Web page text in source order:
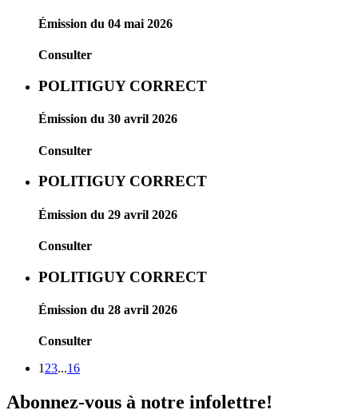
Émission du 04 mai 2026
Consulter
POLITIGUY CORRECT
Émission du 30 avril 2026
Consulter
POLITIGUY CORRECT
Émission du 29 avril 2026
Consulter
POLITIGUY CORRECT
Émission du 28 avril 2026
Consulter
1 23...16
Abonnez-vous à notre infolettre!